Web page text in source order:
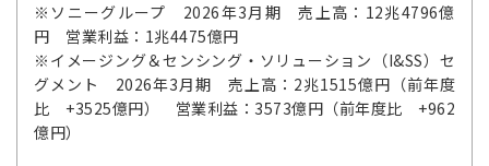
※ソニーグループ 2026年3月期 売上高：12兆4796億
円 営業利益：1兆4475億円
※イメージング＆センシング・ソリューション（I&SS）セ
グメント 2026年3月期 売上高：2兆1515億円（前年度
比 +3525億円） 営業利益：3573億円（前年度比 +962
億円）